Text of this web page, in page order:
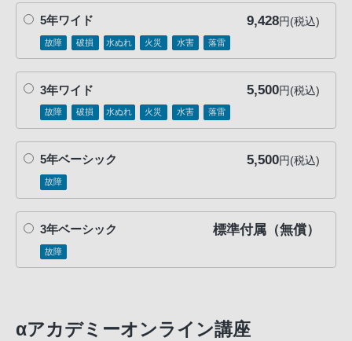
5年ワイド 9,428円(税込)
故障 破損 水ぬれ 火災 水害 落雷
3年ワイド 5,500円(税込)
故障 破損 水ぬれ 火災 水害 落雷
5年ベーシック 5,500円(税込)
故障
3年ベーシック 標準付属（無償）
故障
αアカデミーオンライン講座